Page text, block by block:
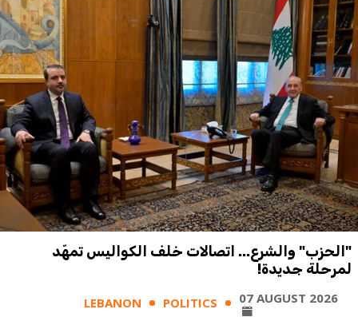
"الحزب" والشرع... اتصالات خلف الكواليس تمهّد
لمرحلة جديدة!
LEBANON POLITICS 07 AUGUST 2026